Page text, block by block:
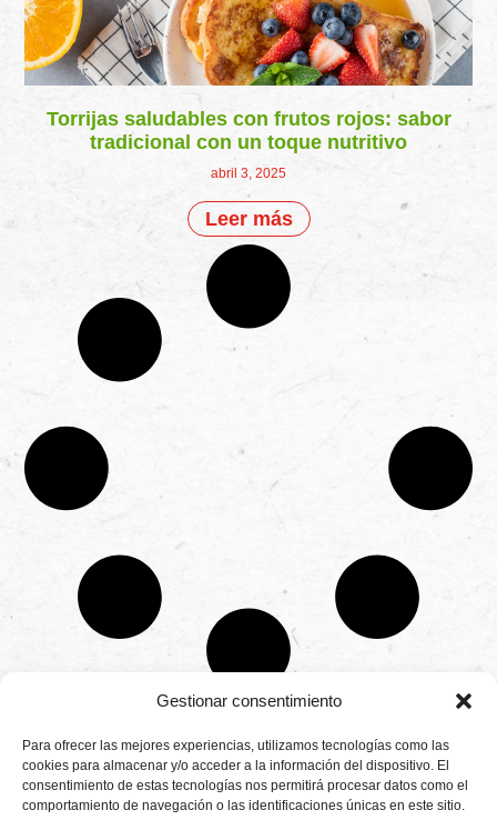
Gestionar consentimiento
Para ofrecer las mejores experiencias, utilizamos tecnologías como las
cookies para almacenar y/o acceder a la información del dispositivo. El
consentimiento de estas tecnologías nos permitirá procesar datos como el
comportamiento de navegación o las identificaciones únicas en este sitio.
Torrijas saludables con frutos rojos: sabor
tradicional con un toque nutritivo
abril 3, 2025
Leer más
Productores
de
fresas,
CONTÁCTANOS
Camino de
Montemayor s/n
21800 Moguer.
Huelva ESPAÑA.
Aviso legal
Política de
privacidad